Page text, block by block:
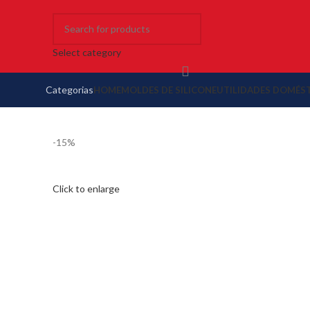
Select category
CategoriasHOMEMOLDES DE SILICONEUTILIDADES
-15%
Click to enlarge